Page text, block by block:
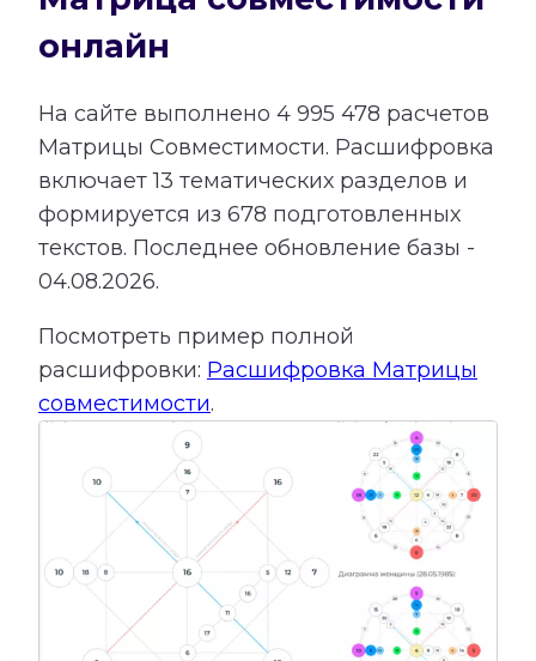
онлайн
На сайте выполнено 4 995 478 расчетов
Матрицы Совместимости. Расшифровка
включает13 тематических разделов и
формируется из 678 подготовленных
текстов. Последнее обновление базы -
04.08.2026.
Посмотреть пример полной
расшифровки: Расшифровка Матрицы
совместимости.